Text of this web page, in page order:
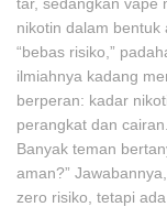
nikotin dalam bentuk
“bebas risiko,”
ilmiahnya kadang
berperan: kadar
perangkat dan
Banyak teman
aman?”
zero risiko, tetapi